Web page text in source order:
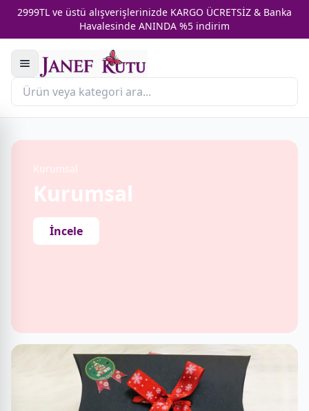
2999TL ve üstü alışverişlerinizde KARGO ÜCRETSİZ & Banka
Havalesinde ANINDA %5 indirim
Kurumsal
Kurumsal
İncele